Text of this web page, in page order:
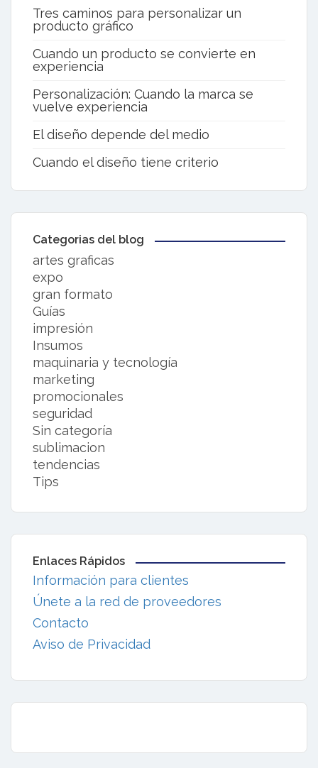
Tres caminos para personalizar un
producto gráfico
Cuando un producto se convierte en
experiencia
Personalización: Cuando la marca se
vuelve experiencia
El diseño depende del medio
Cuando el diseño tiene criterio
Categorias del blog
artes graficas
expo
gran formato
Guías
impresión
Insumos
maquinaria y tecnología
marketing
promocionales
seguridad
Sin categoría
sublimacion
tendencias
Tips
Enlaces Rápidos
Información para clientes
Únete a la red de proveedores
Contacto
Aviso de Privacidad